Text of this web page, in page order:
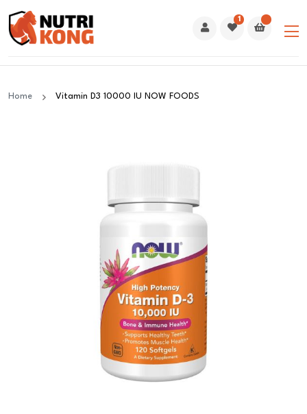
1
Home Vitamin D3 10000 IU NOW FOODS